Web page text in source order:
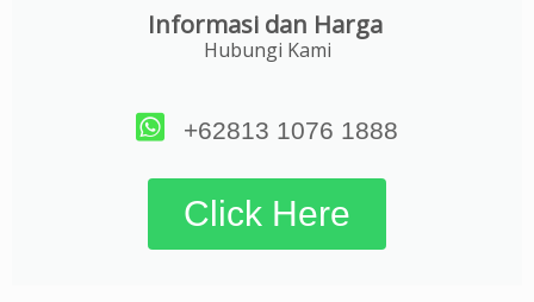
Informasi dan Harga
Hubungi Kami
+62813 1076 1888
Click Here